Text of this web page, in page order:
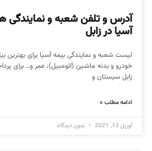
آدرس و تلفن شعبه و نمایندگی
آسیا در زابل
لیست شعبه و نمایندگی بیمه آسیا برای بهترین
خودرو و بدنه ماشین (اتومبیل)، عمر و.. برای
زابل سیستان و
ادامه مطلب »
آوریل 13, 2021 بدون دیدگاه